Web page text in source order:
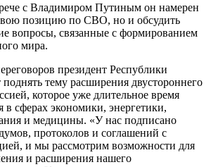
с Владимиром Путиным он намерен
позицию по СВО, но и обсудить
вопросы, связанные с формированием
мира.
президент Республики
тему расширения двустороннего
которое уже длительное время
в сферах экономики, энергетики,
и медицины. «У нас подписано
протоколов и соглашений с
и мы рассмотрим возможности для
и расширения нашего